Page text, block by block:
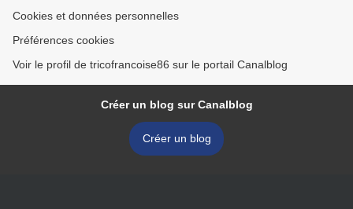
Cookies et données personnelles
Préférences cookies
Voir le profil de tricofrancoise86 sur le portail Canalblog
Créer un blog sur Canalblog
Créer un blog